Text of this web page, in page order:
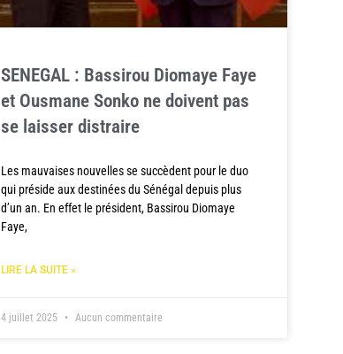
SENEGAL : Bassirou Diomaye Faye
et Ousmane Sonko ne doivent pas
se laisser distraire
Les mauvaises nouvelles se succèdent pour le duo
qui préside aux destinées du Sénégal depuis plus
d’un an. En effet le président, Bassirou Diomaye
Faye,
LIRE LA SUITE »
4 juillet 2025 Aucun commentaire